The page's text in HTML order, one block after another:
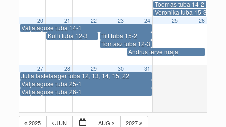
Toomas tuba 14-2
Veronika tuba 15-3
20
Väljataguse tuba 14-1
21
Külli tuba 12-3
22 23
Tiit tuba 15-2
Tomasz tuba 12-3
24
Andrus terve maja
25 26
27
Julia lastelaager tuba 12, 13, 14, 15, 22
Väljataguse tuba 25-1
Väljataguse tuba 26-1
28 29 30 31
2025 JUN AUG 2027